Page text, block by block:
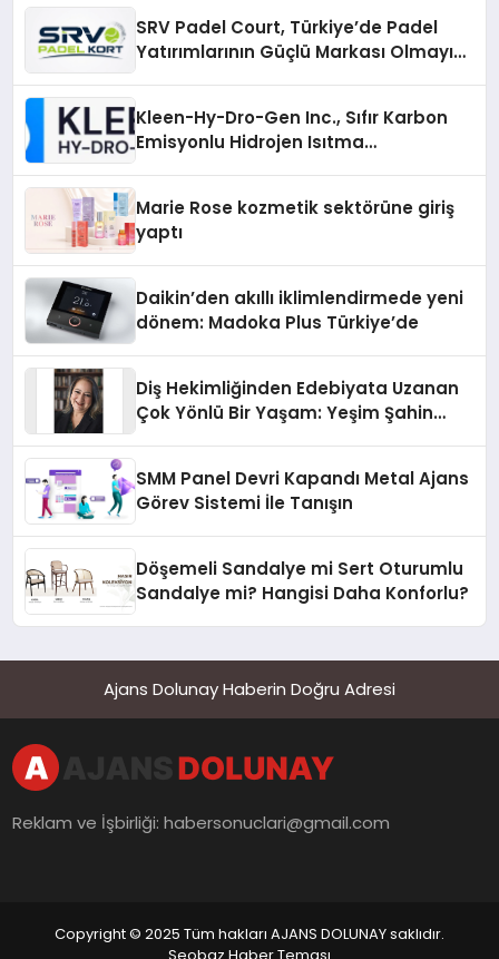
SRV Padel Court, Türkiye’de Padel
Yatırımlarının Güçlü Markası Olmayı
Kleen-Hy-Dro-Gen Inc., Sıfır Karbon
Emisyonlu Hidrojen Isıtma
Marie Rose kozmetik sektörüne giriş
yaptı
Daikin’den akıllı iklimlendirmede yeni
dönem: Madoka Plus Türkiye’de
Diş Hekimliğinden Edebiyata Uzanan
Çok Yönlü Bir Yaşam: Yeşim Şahin
SMM Panel Devri Kapandı Metal Ajans
Görev Sistemi İle Tanışın
Döşemeli Sandalye mi Sert Oturumlu
Sandalye mi? Hangisi Daha Konforlu?
Ajans Dolunay Haberin Doğru Adresi
Reklam ve İşbirliği:habersonuclari@gmail.com
Copyright © 2025 Tüm hakları AJANS DOLUNAY saklıdır.